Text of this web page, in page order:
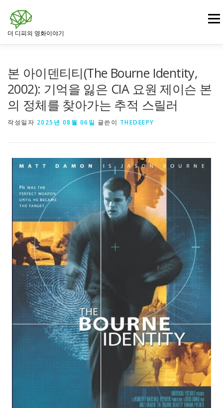
바
더 디피의 영화이야기
메뉴
전쟁 · 역사 영화 로맨스 영화 판타지 · SF 영화
본 아이덴티티(The Bourne Identity,
2002): 기억을 잃은 CIA 요원 제이슨 본
의 정체를 찾아가는 추적 스릴러
작성일자 2025년 08월 06일 글쓴이 THEDEEPY